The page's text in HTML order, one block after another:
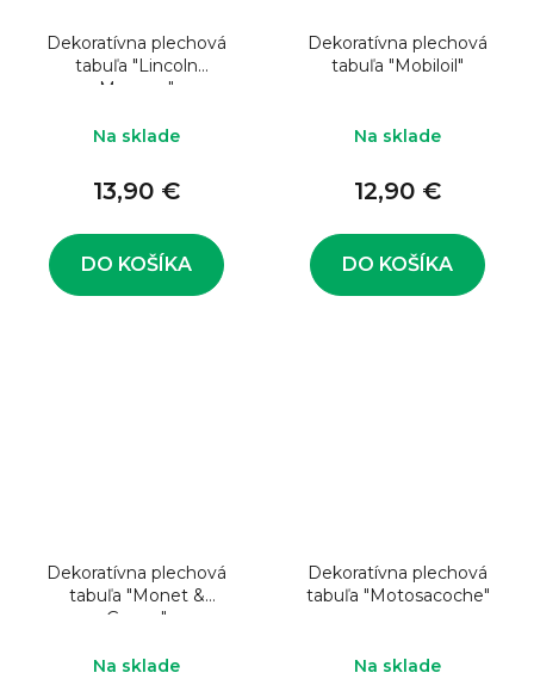
Dekoratívna plechová
tabuľa "Lincoln
Mercury"
Na sklade
13,90 €
DO KOŠÍKA
Dekoratívna plechová
tabuľa "Mobiloil"
Na sklade
12,90 €
DO KOŠÍKA
Dekoratívna plechová
tabuľa "Monet &
Goyon"
Na sklade
Dekoratívna plechová
tabuľa "Motosacoche"
Na sklade